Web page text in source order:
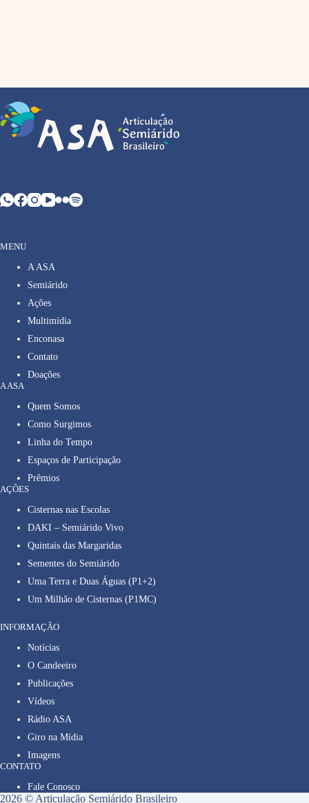
MENU
A ASA
Semiárido
Ações
Multimídia
Enconasa
Contato
Doações
A ASA
Quem Somos
Como Surgimos
Linha do Tempo
Espaços de Participação
Prêmios
AÇÕES
Cisternas nas Escolas
DAKI – Semiárido Vivo
Quintais das Margaridas
Sementes do Semiárido
Uma Terra e Duas Águas (P1+2)
Um Milhão de Cisternas (P1MC)
INFORMAÇÃO
Notícias
O Candeeiro
Publicações
Vídeos
Rádio ASA
Giro na Mídia
Imagens
CONTATO
Fale Conosco
2026 © Articulação Semiárido Brasileiro